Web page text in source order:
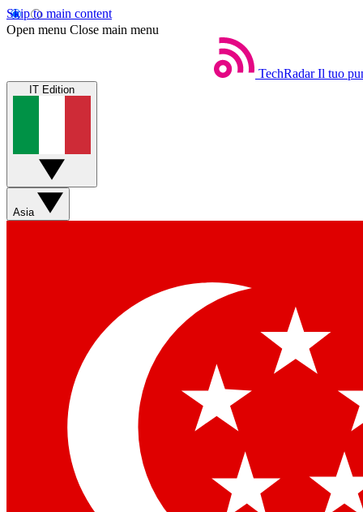
Skip to main content
Open menu Close main menu
TechRadar Il tuo
IT Edition
Asia